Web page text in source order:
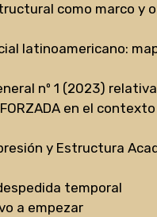
como marco y
latinoamericano:
nº 1 (2023)
FORZADA en el
y Estructura
temporal
a empezar